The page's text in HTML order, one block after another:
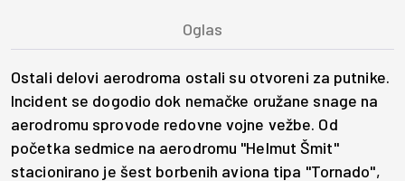
Ostali delovi aerodroma ostali su otvoreni za putnike.
Incident se dogodio dok nemačke oružane snage na
aerodromu sprovode redovne vojne vežbe. Od
početka sedmice na aerodromu "Helmut Šmit''
stacionirano je šest borbenih aviona tipa "Tornado",